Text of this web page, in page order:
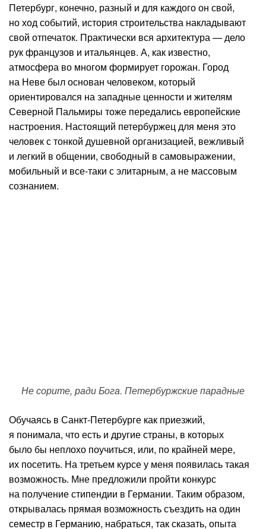
Петербург, конечно, разный и для каждого он свой,
но ход событий, история строительства накладывают
свой отпечаток. Практически вся архитектура — дело
рук французов и итальянцев. А, как известно,
атмосфера во многом формирует горожан. Город
на Неве был основан человеком, который
ориентировался на западные ценности и жителям
Северной Пальмиры тоже передались европейские
настроения. Настоящий петербуржец для меня это
человек с тонкой душевной организацией, вежливый
и легкий в общении, свободный в самовыражении,
мобильный и все-таки с элитарным, а не массовым
сознанием.
Не сорите, ради Бога. Петербуржские парадные
Обучаясь в Санкт-Петербурге как приезжий,
я понимала, что есть и другие страны, в которых
было бы неплохо поучиться, или, по крайней мере,
их посетить. На третьем курсе у меня появилась такая
возможность. Мне предложили пройти конкурс
на получение стипендии в Германии. Таким образом,
открывалась прямая возможность съездить на один
семестр в Германию, набраться, так сказать, опыта